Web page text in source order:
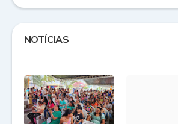
NOTÍCIAS